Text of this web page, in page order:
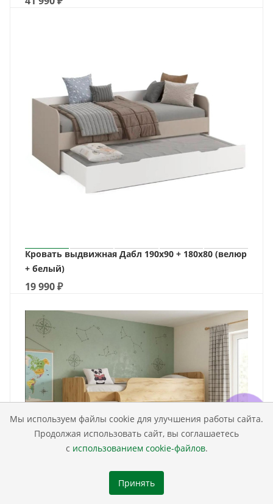
Мы используем файлы cookie для улучшения работы сайта.
Продолжая использовать сайт, вы соглашаетесь
с использованием cookie-файлов.
Принять
Кровать выдвижная Дабл 190х90 + 180х80 (велюр
+ белый)
19 990₽